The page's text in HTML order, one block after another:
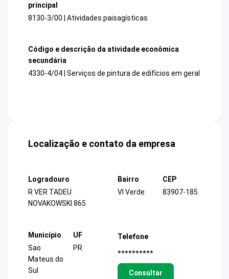
principal
8130-3/00 | Atividades paisagísticas
Código e descrição da atividade econômica
secundária
4330-4/04 | Serviços de pintura de edifícios em geral
Localização e contato da empresa
Logradouro
R VER TADEU
NOVAKOWSKI 865
Bairro
Vl Verde
CEP
83907-185
Município
Sao
Mateus do
Sul
UF
PR
Telefone
**********
Consultar